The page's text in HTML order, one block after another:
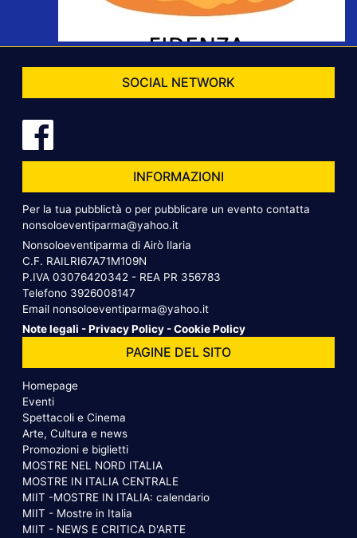
SOCIAL NETWORK
INFORMAZIONI
Per la tua pubblictà o per pubblicare un evento contatta
nonsoloeventiparma@yahoo.it
Nonsoloeventiparma di Airò Ilaria
C.F. RAILRI67A71M109N
P.IVA 03076420342 - REA PR 356783
Telefono 3926008147
Email nonsoloeventiparma@yahoo.it
Note legali -Privacy Policy -Cookie Policy
PAGINE DEL SITO
Homepage
Eventi
Spettacoli e Cinema
Arte, Cultura e news
Promozioni e biglietti
MOSTRE NEL NORD ITALIA
MOSTRE IN ITALIA CENTRALE
MIIT -MOSTRE IN ITALIA: calendario
MIIT - Mostre in Italia
MIIT - NEWS E CRITICA D'ARTE